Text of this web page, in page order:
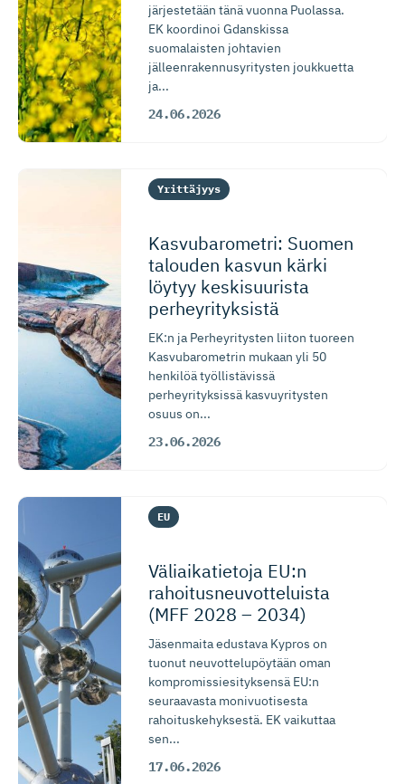
järjestetään tänä vuonna Puolassa.
EK koordinoi Gdanskissa
suomalaisten johtavien
jälleenrakennusyritysten joukkuetta
ja...
24.06.2026
Kasvubaro­metri: Suomen
talouden kasvun kärki
löytyy keskisuurista
perheyrityksistä
EK:n ja Perheyritysten liiton tuoreen
Kasvubarometrin mukaan yli 50
henkilöä työllistävissä
perheyrityksissä kasvuyritysten
osuus on...
23.06.2026
Yrittäjyys
Väliaikatietoja EU:n
rahoitusneu­vot­te­luista
(MFF 2028 – 2034)
Jäsenmaita edustava Kypros on
tuonut neuvottelupöytään oman
kompromissiesityksensä EU:n
seuraavasta monivuotisesta
rahoituskehyksestä. EK vaikuttaa
sen...
17.06.2026
EU